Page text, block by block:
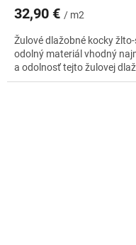
32,90 € / m2
Žulové dlažobné kocky
odolný materiál vhodný
a odolnosť tejto žulovej